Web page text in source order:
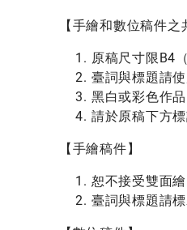
【手繪和數位稿件之
原稿尺寸限B4
臺詞與標題請
黑白或彩色作
請於原稿下方
【手繪稿件】
恕不接受雙面繪
臺詞與標題請